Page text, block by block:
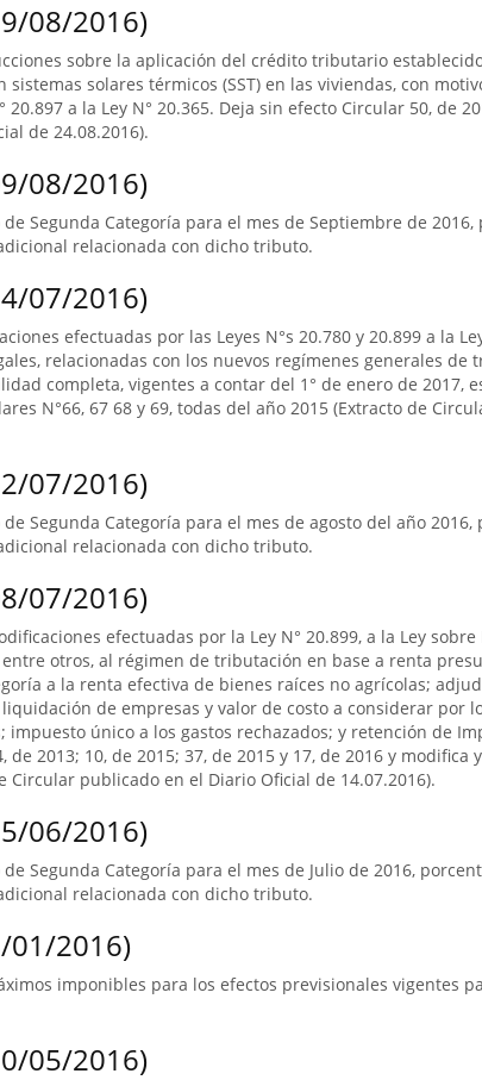
08/2016)
sobre la aplicación del crédito tributario
solares térmicos (SST) en las viviendas, con
20.897 a la Ley N° 20.365. Deja sin efecto Circular 50, de
de 24.08.2016).
08/2016)
Segunda Categoría para el mes de Septiembre de
relacionada con dicho tributo.
07/2016)
efectuadas por las Leyes N°s 20.780 y 20.899 a la
relacionadas con los nuevos regímenes generales de
completa, vigentes a contar del 1° de enero de 2017,
N°66, 67 68 y 69, todas del año 2015 (Extracto de
07/2016)
Segunda Categoría para el mes de agosto del año
relacionada con dicho tributo.
07/2016)
efectuadas por la Ley N° 20.899, a la Ley
entre otros, al régimen de tributación en base a renta
a la renta efectiva de bienes raíces no agrícolas;
de empresas y valor de costo a considerar por
impuesto único a los gastos rechazados; y retención de
de 2013; 10, de 2015; 37, de 2015 y 17, de 2016 y
Circular publicado en el Diario Oficial de 14.07.2016).
06/2016)
Segunda Categoría para el mes de Julio de 2016,
relacionada con dicho tributo.
01/2016)
imponibles para los efectos previsionales vigentes
05/2016)